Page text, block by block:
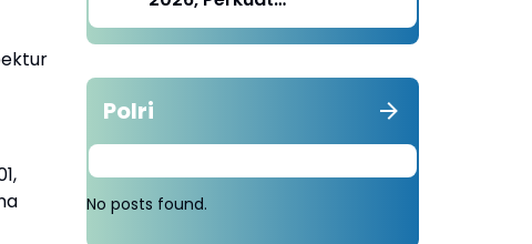
Pemberdayaan UMKM dan
Budaya Lokal
Polri
No posts found.